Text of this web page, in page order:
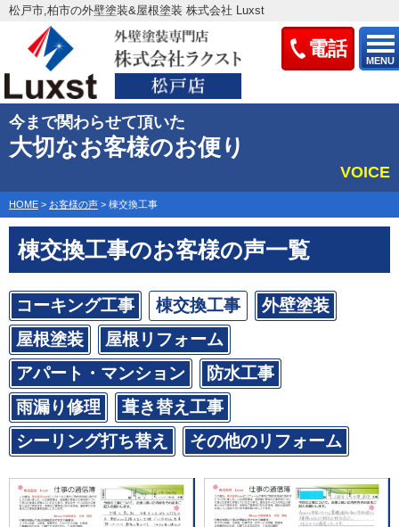
電話
MENU
松戸市,柏市の外壁塗装&屋根塗装 株式会社 Luxst
今まで関わらせて頂いた
大切なお客様のお便り
VOICE
HOME > お客様の声 > 棟交換工事
棟交換工事のお客様の声一覧
コーキング工事 棟交換工事
外壁塗装
屋根塗装
屋根リフォーム
アパート・マンション
防水工事
雨漏り修理
葺き替え工事
シーリング打ち替え
その他のリフォーム